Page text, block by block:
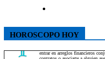
HOROSCOPO HOY